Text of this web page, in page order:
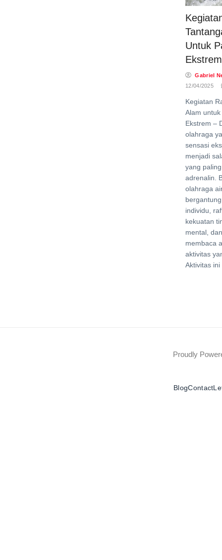
Untuk
Ekstrem
Gabriel
12/04/2025
Kegiatan
Alam
Ekstrem –
olahraga
sensasi
menjadi
yang
adrenalin.
olahraga
individu,
kekuatan
mental,
membaca
aktivitas
Aktivitas
Proudly
BlogContact